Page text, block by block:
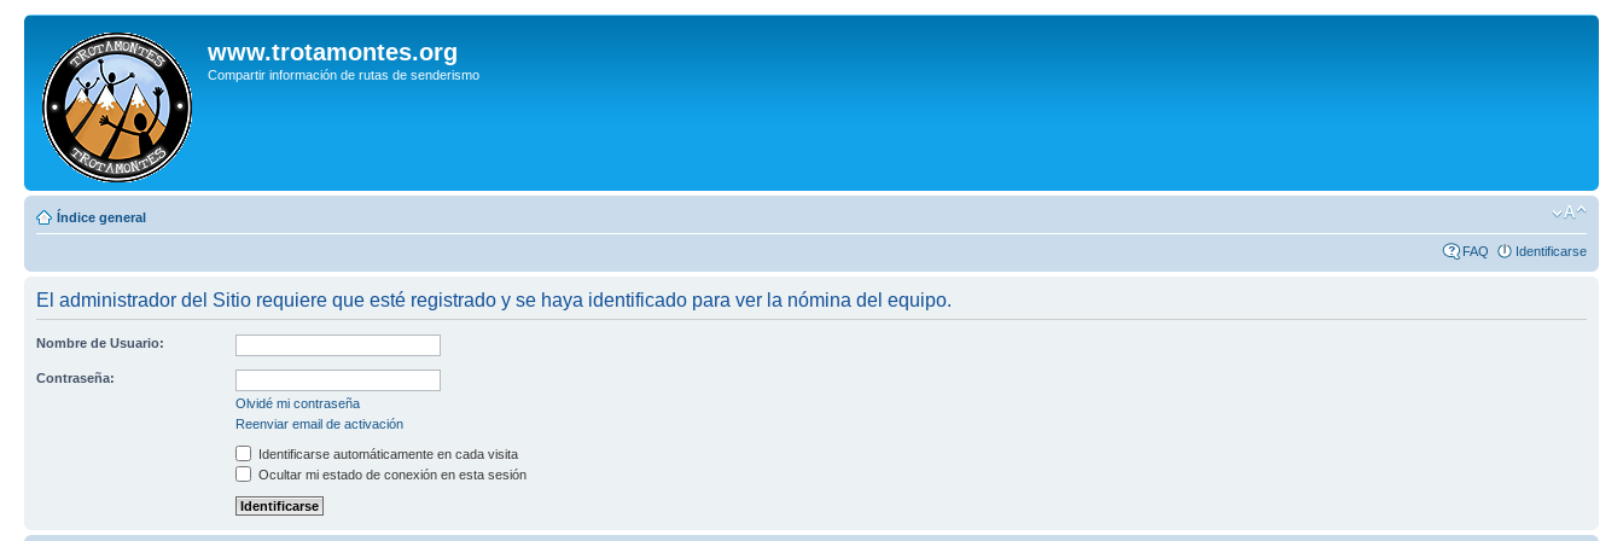
www.trotamontes.org
Compartir información de rutas de senderismo
Índice general
FAQ Identificarse
El administrador del Sitio requiere que esté registrado y se haya identificado para ver la nómina del equipo.
Nombre de Usuario:
Contraseña:
Olvidé mi contraseña
Reenviar email de activación
Identificarse automáticamente en cada visita
Ocultar mi estado de conexión en esta sesión